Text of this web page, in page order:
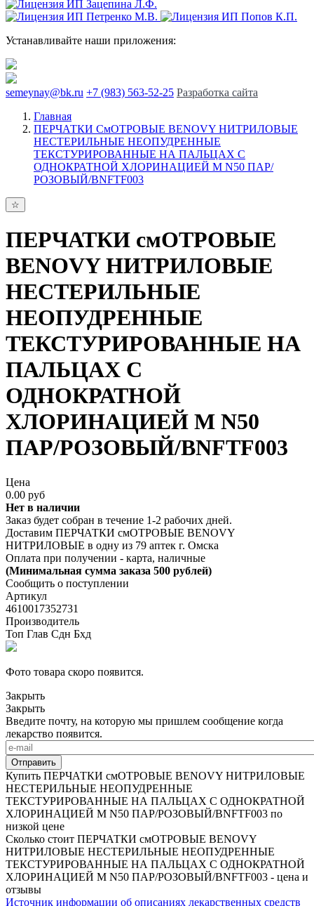
Устанавливайте наши приложения:
semeynay@bk.ru +7 (983) 563-52-25 Разработка сайта
Главная
ПЕРЧАТКИ СмОТРОВЫЕ BENOVY НИТРИЛОВЫЕ
НЕСТЕРИЛЬНЫЕ НЕОПУДРЕННЫЕ
ТЕКСТУРИРОВАННЫЕ НА ПАЛЬЦАХ С
ОДНОКРАТНОЙ ХЛОРИНАЦИЕЙ M N50 ПАР/
РОЗОВЫЙ/BNFTF003
ПЕРЧАТКИ смОТРОВЫЕ
BENOVY НИТРИЛОВЫЕ
НЕСТЕРИЛЬНЫЕ
НЕОПУДРЕННЫЕ
ТЕКСТУРИРОВАННЫЕ НА
ПАЛЬЦАХ С
ОДНОКРАТНОЙ
ХЛОРИНАЦИЕЙ M N50
ПАР/РОЗОВЫЙ/BNFTF003
Цена
0.00 руб
Нет в наличии
Заказ будет собран в течение 1-2 рабочих дней.
Доставим ПЕРЧАТКИ смОТРОВЫЕ BENOVY
НИТРИЛОВЫЕ в одну из 79 аптек г. Омска
Оплата при получении - карта, наличные
(Минимальная сумма заказа 500 рублей)
Сообщить о поступлении
Артикул
4610017352731
Производитель
Топ Глав Сдн Бхд
Фото товара скоро появится.
Закрыть
Закрыть
Введите почту, на которую мы пришлем сообщение когда
лекарство появится.
Купить ПЕРЧАТКИ смОТРОВЫЕ BENOVY НИТРИЛОВЫЕ
НЕСТЕРИЛЬНЫЕ НЕОПУДРЕННЫЕ
ТЕКСТУРИРОВАННЫЕ НА ПАЛЬЦАХ С ОДНОКРАТНОЙ
ХЛОРИНАЦИЕЙ M N50 ПАР/РОЗОВЫЙ/BNFTF003 по
низкой цене
Сколько стоит ПЕРЧАТКИ смОТРОВЫЕ BENOVY
НИТРИЛОВЫЕ НЕСТЕРИЛЬНЫЕ НЕОПУДРЕННЫЕ
ТЕКСТУРИРОВАННЫЕ НА ПАЛЬЦАХ С ОДНОКРАТНОЙ
ХЛОРИНАЦИЕЙ M N50 ПАР/РОЗОВЫЙ/BNFTF003 - цена и
отзывы
Источник информации об описаниях лекарственных средств